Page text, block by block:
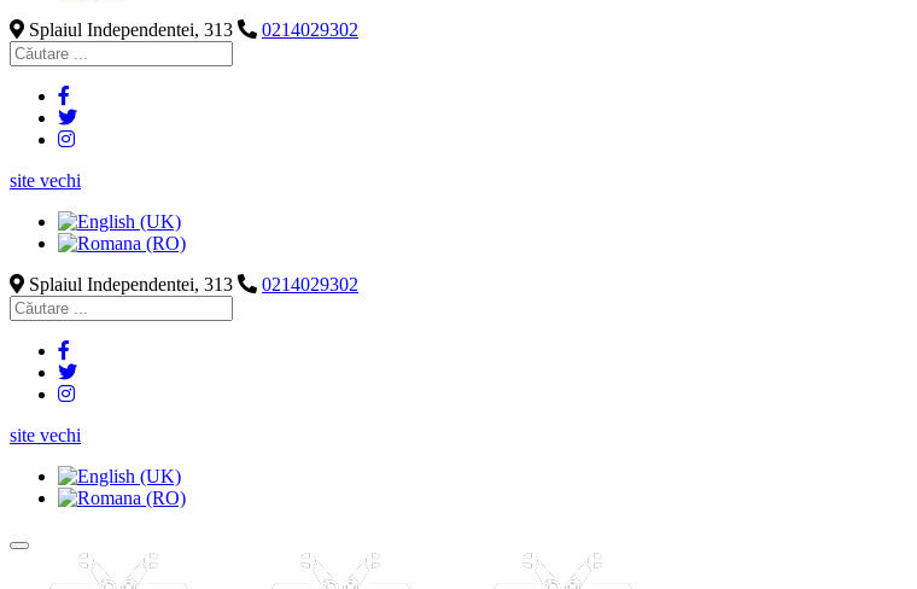
Splaiul Independentei, 313
0214029302
site vechi
Splaiul Independentei, 313 0214029302
site vechi